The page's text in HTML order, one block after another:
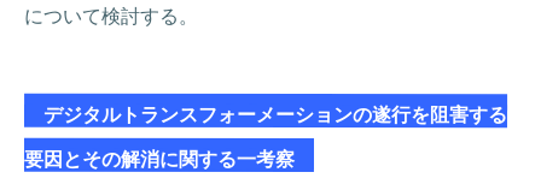
について検討する。
デジタルトランスフォーメーションの遂行を阻害する
要因とその解消に関する一考察